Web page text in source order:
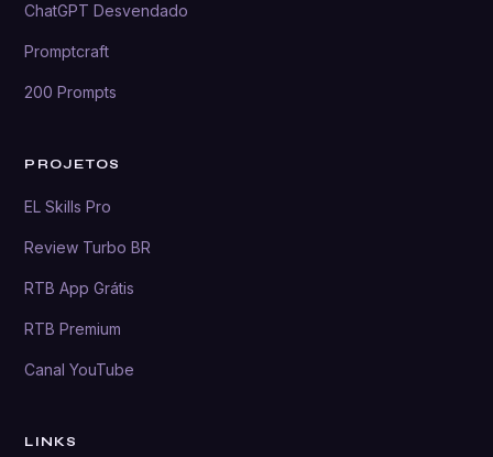
ChatGPT Desvendado
Promptcraft
200 Prompts
PROJETOS
EL Skills Pro
Review Turbo BR
RTB App Grátis
RTB Premium
Canal YouTube
LINKS